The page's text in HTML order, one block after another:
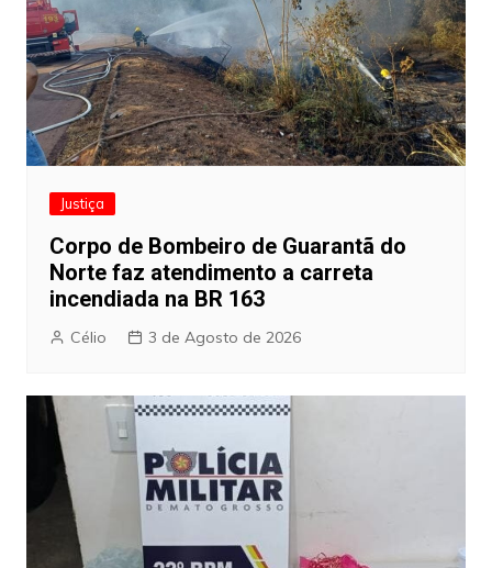
Justiça
Corpo de Bombeiro de Guarantã do
Norte faz atendimento a carreta
incendiada na BR 163
Célio 3 de Agosto de 2026